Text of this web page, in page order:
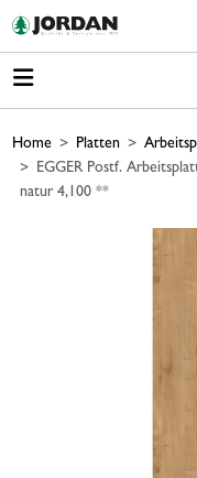
Home Platten
EGGER Postf.
natur 4,100 **